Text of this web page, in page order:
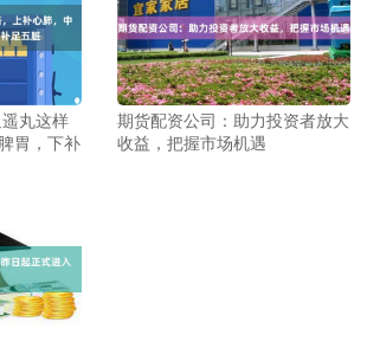
丸这样
胃，下补
期货配资公司：助力投资者放大
收益，把握市场机遇